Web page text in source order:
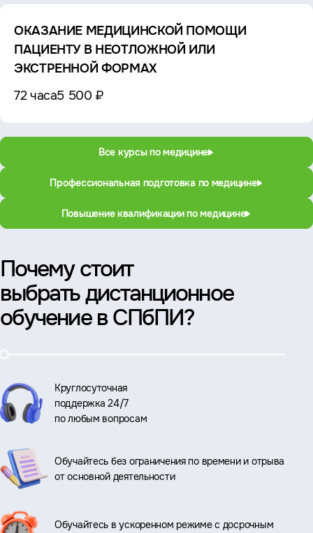
ОКАЗАНИЕ МЕДИЦИНСКОЙ ПОМОЩИ
ПАЦИЕНТУ В НЕОТЛОЖНОЙ ИЛИ
ЭКСТРЕННОЙ ФОРМАХ
72 часа5 500 ₽
Все курсы по медицине
Профессиональная подготовка по медицине
Повышение квалификации по медицине
Почему стоит
выбрать дистанционное
обучение в СПбПИ?
Круглосуточная
поддержка 24/7
по любым вопросам
Обучайтесь без ограничения по времени и отрыва
от основной деятельности
Обучайтесь в ускоренном режиме с досрочным